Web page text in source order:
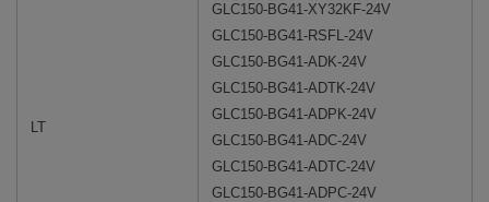
LT
GLC150-BG41-XY32KF-24V
GLC150-BG41-RSFL-24V
GLC150-BG41-ADK-24V
GLC150-BG41-ADTK-24V
GLC150-BG41-ADPK-24V
GLC150-BG41-ADC-24V
GLC150-BG41-ADTC-24V
GLC150-BG41-ADPC-24V